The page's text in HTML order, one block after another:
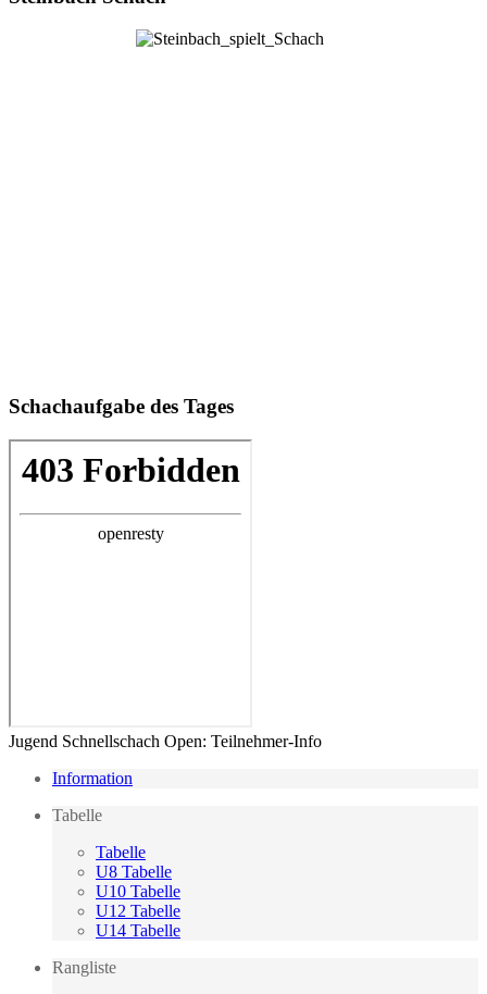
Schachaufgabe des Tages
Jugend Schnellschach Open: Teilnehmer-Info
Information
Tabelle
Tabelle
U8 Tabelle
U10 Tabelle
U12 Tabelle
U14 Tabelle
Rangliste